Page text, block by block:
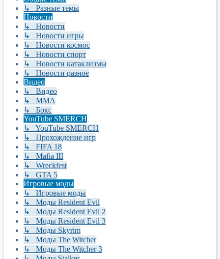
↳ Разные темы
Новости
↳ Новости
↳ Новости игры
↳ Новости космос
↳ Новости спорт
↳ Новости катаклизмы
↳ Новости разное
Видео
↳ Видео
↳ ММА
↳ Бокс
YouTube SMERCH
↳ YouTube SMERCH
↳ Прохождение игр
↳ FIFA 18
↳ Mafia III
↳ Wreckfest
↳ GTA 5
Игровые моды
↳ Игровые моды
↳ Моды Resident Evil
↳ Моды Resident Evil 2
↳ Моды Resident Evil 3
↳ Моды Skyrim
↳ Моды The Witcher
↳ Моды The Witcher 3